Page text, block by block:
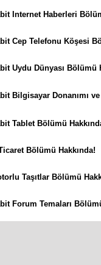
Internet Haberleri
Cep Telefonu Köşesi
Uydu Dünyası Bölümü
Bilgisayar Donanımı
Tablet Bölümü
Bölümü Hakkında!
Taşıtlar Bölümü
Forum Temaları